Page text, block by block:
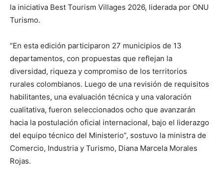
la iniciativa Best Tourism Villages 2026, liderada por ONU
Turismo.
“En esta edición participaron 27 municipios de 13
departamentos, con propuestas que reflejan la
diversidad, riqueza y compromiso de los territorios
rurales colombianos. Luego de una revisión de requisitos
habilitantes, una evaluación técnica y una valoración
cualitativa, fueron seleccionados ocho que avanzarán
hacia la postulación oficial internacional, bajo el liderazgo
del equipo técnico del Ministerio”, sostuvo la ministra de
Comercio, Industria y Turismo, Diana Marcela Morales
Rojas.